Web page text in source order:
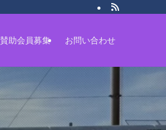
賛助会員募集 お問い合わせ